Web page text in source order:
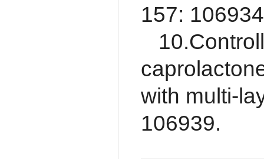
157:
with multi-
106939.